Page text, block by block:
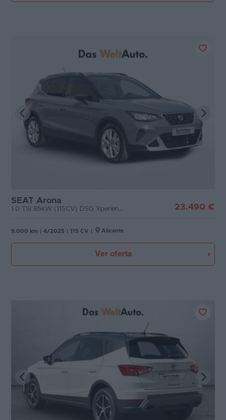
SEAT Arona
1.0 TSI 85kW (115CV) DSG Xperience XM 23.490 €
9.000 km 4/2025 115 CV Alicante
Ver oferta